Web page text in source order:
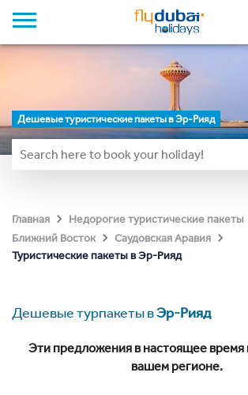
Дешевые туристические пакеты в Эр-Рияд
Главная
Недорогие туристические пакеты
Ближний Восток
Саудовская Аравия
Туристические пакеты в Эр-Рияд
Дешевые турпакеты вЭр-Рияд
Эти предложения в настоящее время
вашем регионе.